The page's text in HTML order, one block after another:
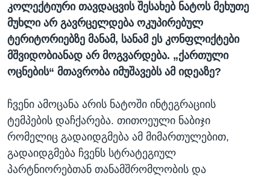
კოლექტიური თავდაცვის შესახებ ნატოს მეხუთე
მუხლი არ გავრცელდება ოკუპირებულ
ტერიტორიებზე მანამ, სანამ ეს კონფლიქტები
მშვიდობიანად არ მოგვარდება. „ქართული
ოცნების“ მთავრობა იმუშავებს ამ იდეაზე?
ჩვენი ამოცანა არის ნატოში ინტეგრაციის
ტემპების დაჩქარება. თითოეული ნაბიჯი
რომელიც გადაიდგმება ამ მიმართულებით,
გადაიდგმება ჩვენს სტრატეგიულ
პარტნიორებთან თანამშრომლობის და